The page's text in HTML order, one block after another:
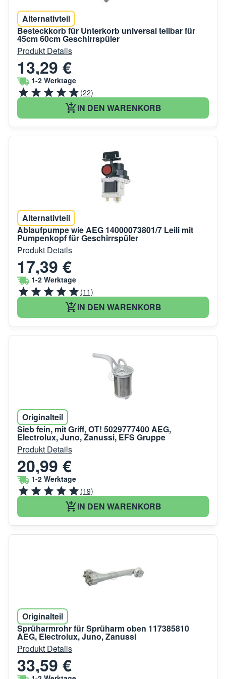
Alternativteil
Besteckkorb für Unterkorb universal teilbar für
45cm 60cm Geschirrspüler
Produkt Details
13,29 €
1-2 Werktage
(22)
IN DEN WARENKORB
Alternativteil
Ablaufpumpe wie AEG 14000073801/7 Leili mit
Pumpenkopf für Geschirrspüler
Produkt Details
17,39 €
1-2 Werktage
(11)
IN DEN WARENKORB
Originalteil
Sieb fein, mit Griff, OT! 5029777400 AEG,
Electrolux, Juno, Zanussi, EFS Gruppe
Produkt Details
20,99 €
1-2 Werktage
(19)
IN DEN WARENKORB
Originalteil
Sprüharmrohr für Sprüharm oben 117385810
AEG, Electrolux, Juno, Zanussi
Produkt Details
33,59 €